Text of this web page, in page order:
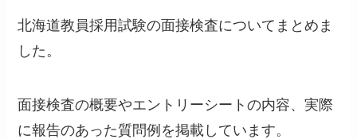
北海道教員採用試験の面接検査についてまとめま
した。
面接検査の概要やエントリーシートの内容、実際
に報告のあった質問例を掲載しています。